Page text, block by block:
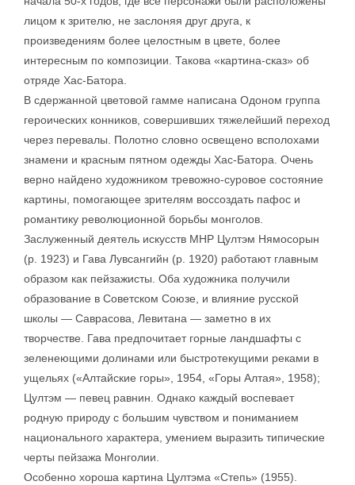
лицом к зрителю, не заслоняя друг друга, к
произведениям более целостным в цвете, более
интересным по композиции. Такова «картина-сказ» об
отряде Хас-Батора.
В сдержанной цветовой гамме написана Одоном группа
героических конников, совершивших тяжелейший переход
через перевалы. Полотно словно освещено всполохами
знамени и красным пятном одежды Хас-Батора. Очень
верно найдено художником тревожно-суровое состояние
картины, помогающее зрителям воссоздать пафос и
романтику революционной борьбы монголов.
Заслуженный деятель искусств МНР Цултэм Нямосорын
(р. 1923) и Гава Лувсангийн (р. 1920) работают главным
образом как пейзажисты. Оба художника получили
образование в Советском Союзе, и влияние русской
школы — Саврасова, Левитана — заметно в их
творчестве. Гава предпочитает горные ландшафты с
зеленеющими долинами или быстротекущими реками в
ущельях («Алтайские горы», 1954, «Горы Алтая», 1958);
Цултэм — певец равнин. Однако каждый воспевает
родную природу с большим чувством и пониманием
национального характера, умением выразить типические
черты пейзажа Монголии.
Особенно хороша картина Цултэма «Степь» (1955).